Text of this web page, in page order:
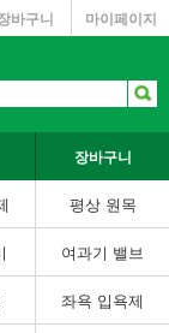
마이페이지
바구니
장바구니
평상 원목
여과기 밸브
좌욕 입욕제